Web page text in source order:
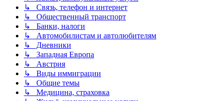
↳ Связь, телефон и интернет
↳ Общественный транспорт
↳ Банки, налоги
↳ Автомобилистам и автолюбителям
↳ Дневники
↳ Западная Европа
↳ Австрия
↳ Виды иммиграции
↳ Общие темы
↳ Медицина, страховка